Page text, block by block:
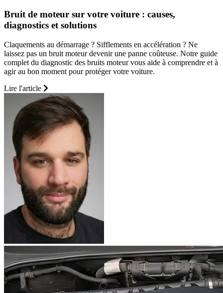
Bruit de moteur sur votre voiture : causes,
diagnostics et solutions
Claquements au démarrage ? Sifflements en accélération ? Ne
laissez pas un bruit moteur devenir une panne coûteuse. Notre guide
complet du diagnostic des bruits moteur vous aide à comprendre et à
agir au bon moment pour protéger votre voiture.
Lire l'article